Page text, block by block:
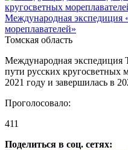
Международная экспедиция
мореплавателей»
Томская область
Международная экспедиция
пути русских кругосветных
2021 году и завершилась в
Проголосовало:
411
Поделиться в соц. сетях: